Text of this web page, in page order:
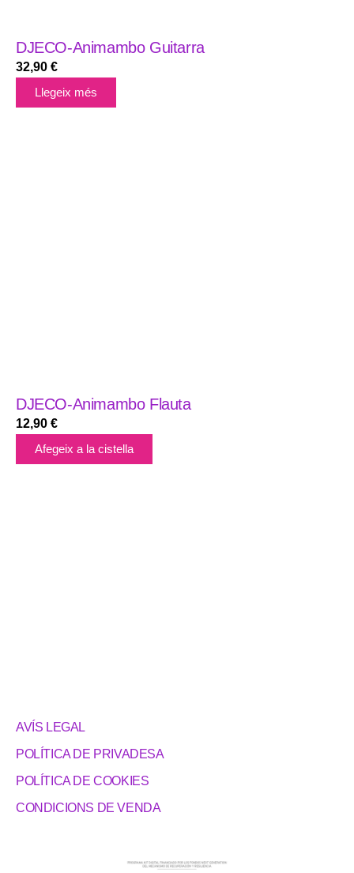
DJECO-Animambo Guitarra
32,90 €
Llegeix més
DJECO-Animambo Flauta
12,90 €
Afegeix a la cistella
AVÍS LEGAL
POLÍTICA DE PRIVADESA
POLÍTICA DE COOKIES
CONDICIONS DE VENDA